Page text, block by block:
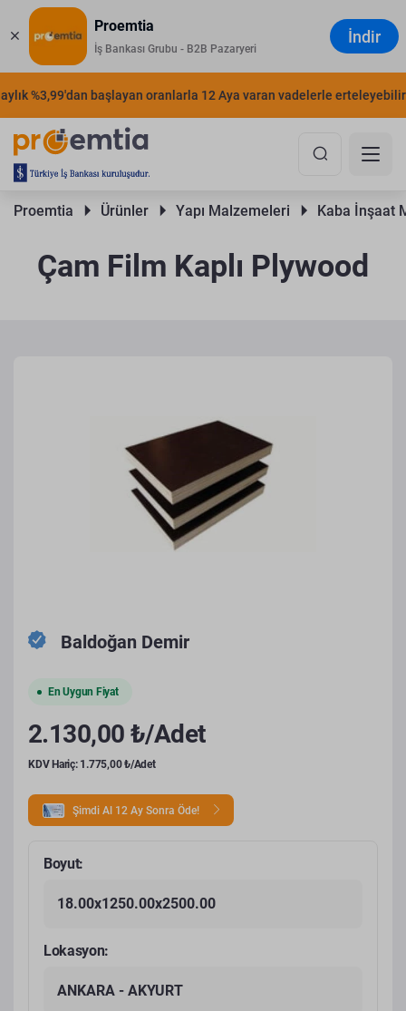
Proemtia
İş Bankası Grubu - B2B Pazaryeri
İndir
%3,99'dan başlayan oranlarla 12 Aya varan vadelerle
Proemtia Ürünler Yapı Malzemeleri Kaba İnşaat
Çam Film Kaplı Plywood
Baldoğan Demir
En Uygun Fiyat
2.130,00 ₺/Adet
KDV Hariç: 1.775,00 ₺/Adet
Şimdi Al 12 Ay Sonra Öde!
Boyut:
18.00x1250.00x2500.00
Lokasyon:
ANKARA - AKYURT